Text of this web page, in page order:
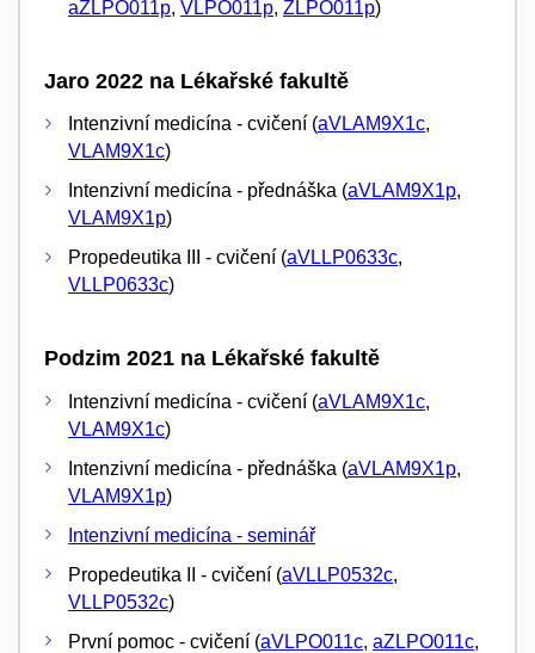
aZLPO011p, VLPO011p, ZLPO011p)
Jaro 2022 na Lékařské fakultě
Intenzivní medicína - cvičení (aVLAM9X1c,
VLAM9X1c)
Intenzivní medicína - přednáška (aVLAM9X1p,
VLAM9X1p)
Propedeutika III - cvičení (aVLLP0633c,
VLLP0633c)
Podzim 2021 na Lékařské fakultě
Intenzivní medicína - cvičení (aVLAM9X1c,
VLAM9X1c)
Intenzivní medicína - přednáška (aVLAM9X1p,
VLAM9X1p)
Intenzivní medicína - seminář
Propedeutika II - cvičení (aVLLP0532c,
VLLP0532c)
První pomoc - cvičení (aVLPO011c, aZLPO011c,